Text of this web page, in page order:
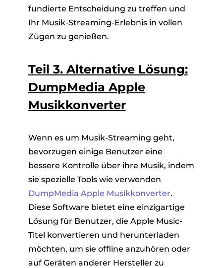
fundierte Entscheidung zu treffen und
Ihr Musik-Streaming-Erlebnis in vollen
Zügen zu genießen.
Teil 3. Alternative Lösung:
DumpMedia Apple
Musikkonverter
Wenn es um Musik-Streaming geht,
bevorzugen einige Benutzer eine
bessere Kontrolle über ihre Musik, indem
sie spezielle Tools wie verwenden
DumpMedia Apple Musikkonverter.
Diese Software bietet eine einzigartige
Lösung für Benutzer, die Apple Music-
Titel konvertieren und herunterladen
möchten, um sie offline anzuhören oder
auf Geräten anderer Hersteller zu